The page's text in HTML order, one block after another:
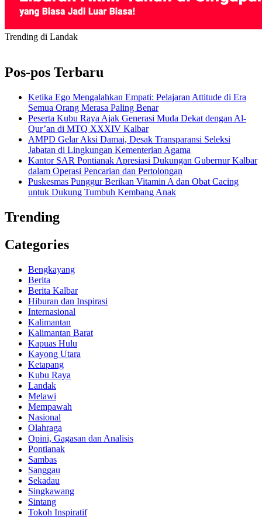
Trending di Landak
Pos-pos Terbaru
Ketika Ego Mengalahkan Empati: Pelajaran Attitude di Era
Semua Orang Merasa Paling Benar
Peserta Kubu Raya Ajak Generasi Muda Dekat dengan Al-
Qur’an di MTQ XXXIV Kalbar
AMPD Gelar Aksi Damai, Desak Transparansi Seleksi
Jabatan di Lingkungan Kementerian Agama
Kantor SAR Pontianak Apresiasi Dukungan Gubernur Kalbar
dalam Operasi Pencarian dan Pertolongan
Puskesmas Punggur Berikan Vitamin A dan Obat Cacing
untuk Dukung Tumbuh Kembang Anak
Trending
Categories
Bengkayang
Berita
Berita Kalbar
Hiburan dan Inspirasi
Internasional
Kalimantan
Kalimantan Barat
Kapuas Hulu
Kayong Utara
Ketapang
Kubu Raya
Landak
Melawi
Mempawah
Nasional
Olahraga
Opini, Gagasan dan Analisis
Pontianak
Sambas
Sanggau
Sekadau
Singkawang
Sintang
Tokoh Inspiratif